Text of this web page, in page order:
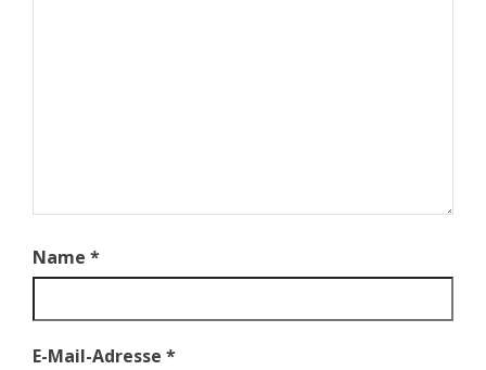
Name *
E-Mail-Adresse *